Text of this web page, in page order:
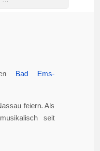
Bad Ems-
feiern. Als
seit